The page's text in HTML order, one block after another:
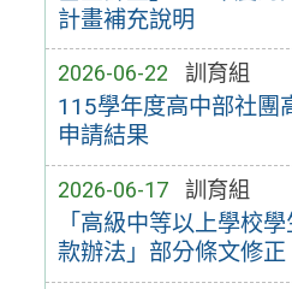
計畫補充說明
2026-06-22 訓育組
115學年度高中部社團
申請結果
2026-06-17 訓育組
「高級中等以上學校
款辦法」部分條文修正